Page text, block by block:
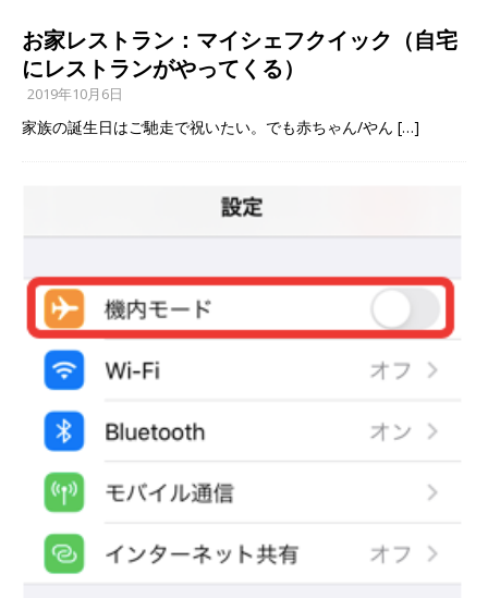
お家レストラン：マイシェフクイック（自宅
にレストランがやってくる）
2019年10月6日
家族の誕生日はご馳走で祝いたい。でも赤ちゃん/やん […]